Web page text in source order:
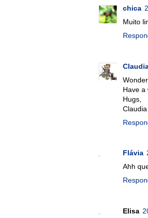
chica
Muito
Have a
Hugs,
Claudia
Flávia
Ahh
Elisa